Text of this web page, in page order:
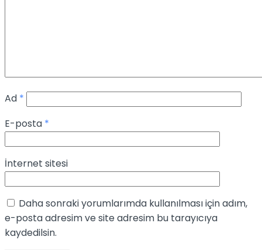
Ad *
E-posta *
İnternet sitesi
Daha sonraki yorumlarımda kullanılması için adım,
e-posta adresim ve site adresim bu tarayıcıya
kaydedilsin.